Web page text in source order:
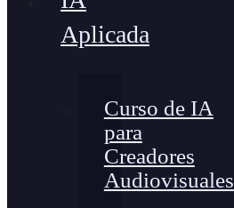
Aplicada
Curso de IA
para
Creadores
Audiovisuales